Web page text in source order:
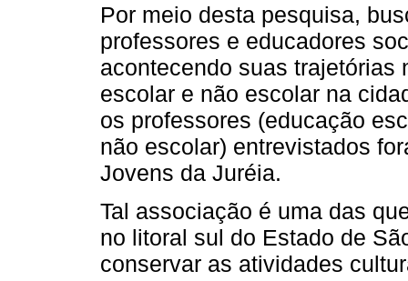
Por meio desta pesquisa,
professores e educadores
acontecendo suas trajetórias
escolar e não escolar na
os professores (educação
não escolar) entrevistados
Jovens da Juréia.
Tal associação é uma das
no litoral sul do Estado de
conservar as atividades